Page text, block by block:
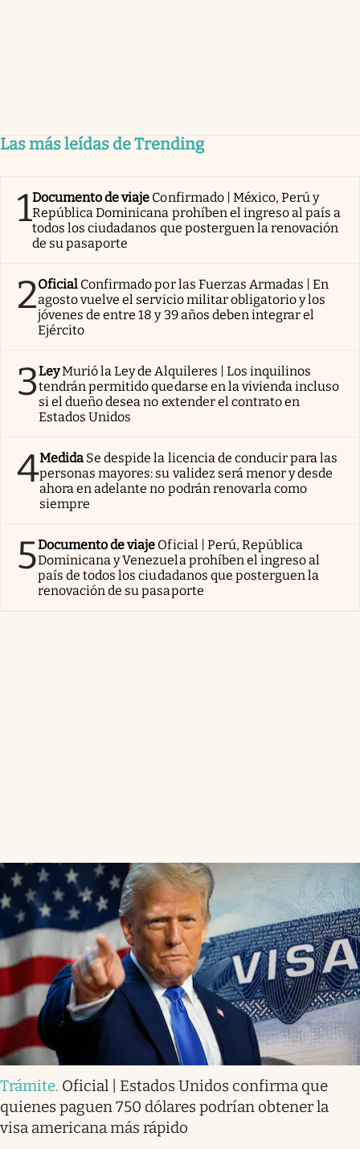
Las más leídas de Trending
1Documento de viaje Confirmado | México, Perú y
República Dominicana prohíben el ingreso al país a
todos los ciudadanos que posterguen la renovación
de su pasaporte
2Oficial Confirmado por las Fuerzas Armadas | En
agosto vuelve el servicio militar obligatorio y los
jóvenes de entre 18 y 39 años deben integrar el
Ejército
3LeyMurió la Ley de Alquileres | Los inquilinos
tendrán permitido quedarse en la vivienda incluso
si el dueño desea no extender el contrato en
Estados Unidos
4Medida Se despide la licencia de conducir para las
personas mayores: su validez será menor y desde
ahora en adelante no podrán renovarla como
siempre
5Documento de viaje Oficial | Perú, República
Dominicana y Venezuela prohíben el ingreso al
país de todos los ciudadanos que posterguen la
renovación de su pasaporte
Trámite. Oficial | Estados Unidos confirma que
quienes paguen 750 dólares podrían obtener la
visa americana más rápido